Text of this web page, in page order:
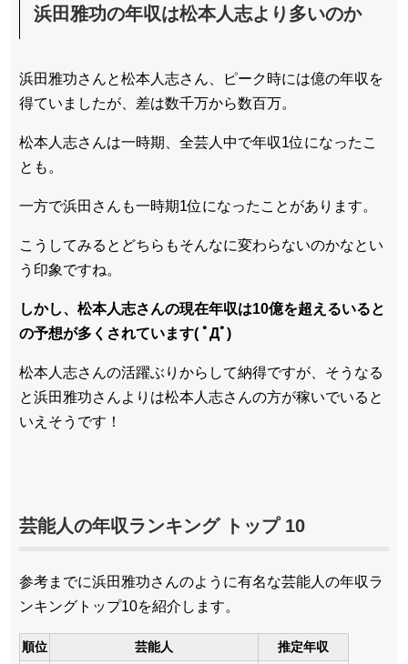
浜田雅功の年収は松本人志より多いのか
浜田雅功さんと松本人志さん、ピーク時には億の年収を
得ていましたが、差は数千万から数百万。
松本人志さんは一時期、全芸人中で年収1位になったこ
とも。
一方で浜田さんも一時期1位になったことがあります。
こうしてみるとどちらもそんなに変わらないのかなとい
う印象ですね。
しかし、松本人志さんの現在年収は10億を超えるいると
の予想が多くされています( ﾟДﾟ)
松本人志さんの活躍ぶりからして納得ですが、そうなる
と浜田雅功さんよりは松本人志さんの方が稼いでいると
いえそうです！
芸能人の年収ランキング トップ 10
参考までに浜田雅功さんのように有名な芸能人の年収ラ
ンキングトップ10を紹介します。
順位 芸能人
推定年収